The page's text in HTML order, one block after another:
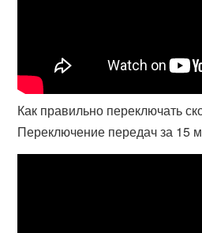
Как правильно переключать
Переключение передач за 15